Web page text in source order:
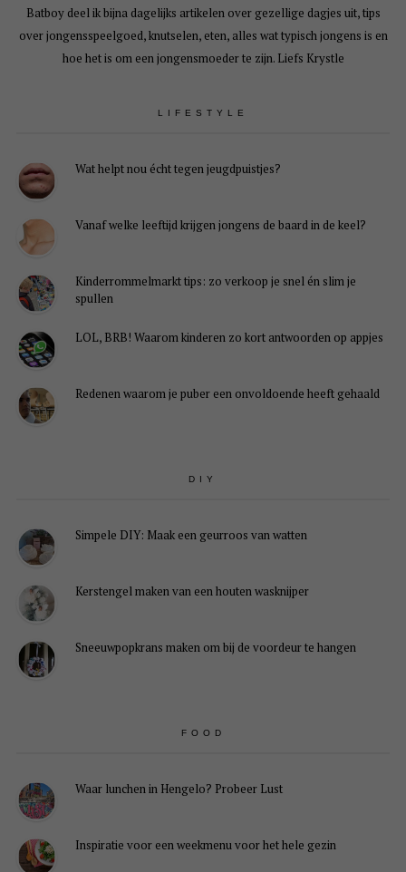
Batboy deel ik bijna dagelijks artikelen over gezellige dagjes uit, tips
over jongensspeelgoed, knutselen, eten, alles wat typisch jongens is en
hoe het is om een jongensmoeder te zijn. Liefs Krystle
LIFESTYLE
Wat helpt nou écht tegen jeugdpuistjes?
Vanaf welke leeftijd krijgen jongens de baard in de keel?
Kinderrommelmarkt tips: zo verkoop je snel én slim je
spullen
LOL, BRB! Waarom kinderen zo kort antwoorden op appjes
Redenen waarom je puber een onvoldoende heeft gehaald
DIY
Simpele DIY: Maak een geurroos van watten
Kerstengel maken van een houten wasknijper
Sneeuwpopkrans maken om bij de voordeur te hangen
FOOD
Waar lunchen in Hengelo? Probeer Lust
Inspiratie voor een weekmenu voor het hele gezin